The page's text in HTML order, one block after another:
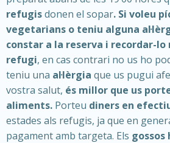
refugisdonen el sopar. Si voleu
vegetarians o teniu alguna
constar a la reserva i recordar-lo
refugi, en cas contrari no us ho
teniu una al·lèrgia que us pugui
vostra salut, és millor que us
aliments. Porteu diners en
estades als refugis, ja que en
pagament amb targeta. Els gossos